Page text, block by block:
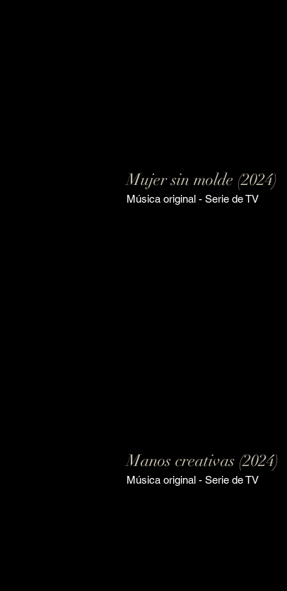
Mujer sin molde (2024)
Música original - Serie de TV
Manos creativas (2024)
Música original - Serie de TV